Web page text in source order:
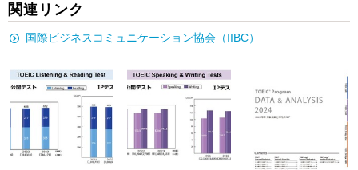
関連リンク
国際ビジネスコミュニケーション協会（IIBC）